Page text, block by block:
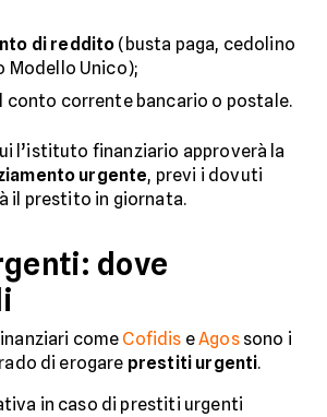
di reddito (busta paga, cedolino
Modello Unico);
conto corrente bancario o postale.
l’istituto finanziario approverà la
urgente, previ i dovuti
il prestito in giornata.
dove
come Cofidis eAgossono i
di erogare prestiti urgenti.
in caso di prestiti urgenti